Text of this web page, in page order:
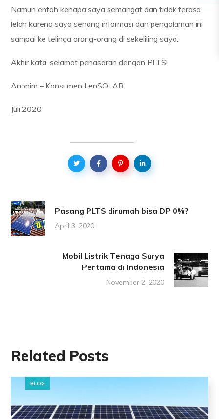
Namun entah kenapa saya semangat dan tidak terasa
lelah karena saya senang informasi dan pengalaman ini
sampai ke telinga orang-orang di sekeliling saya.
Akhir kata, selamat penasaran dengan PLTS!
Anonim – Konsumen LenSOLAR
Juli 2020
Pasang PLTS dirumah bisa DP 0%?
April 3, 2020
Mobil Listrik Tenaga Surya
Pertama di Indonesia
November 2, 2020
Related Posts
BLOG